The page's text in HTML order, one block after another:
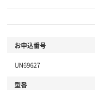
お申込番号
UN69627
型番